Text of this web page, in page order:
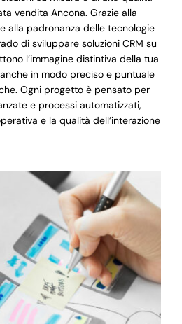
vendita Ancona. Grazie alla
alla padronanza delle tecnologie
di sviluppare soluzioni CRM su
l’immagine distintiva della tua
in modo preciso e puntuale
Ogni progetto è pensato per
e processi automatizzati,
e la qualità dell’interazione